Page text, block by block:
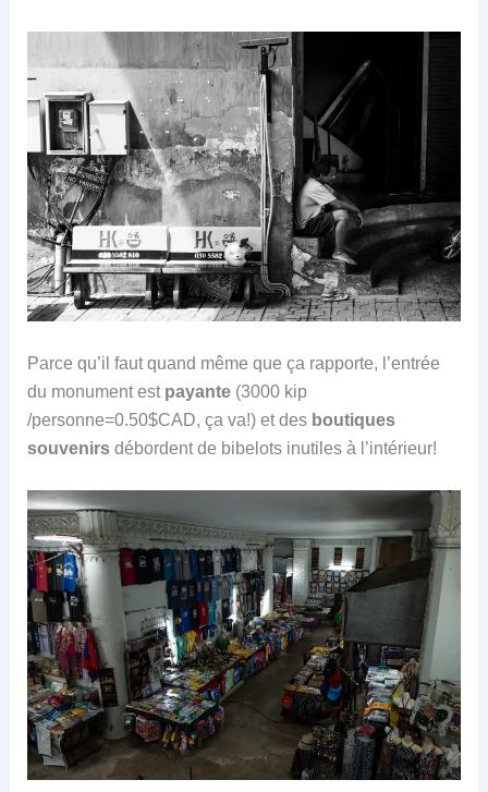
Parce qu’il faut quand même que ça rapporte, l’entrée
du monument est payante(3000 kip
/personne=0.50$CAD, ça va!) et des boutiques
souvenirsdébordent de bibelots inutiles à l’intérieur!